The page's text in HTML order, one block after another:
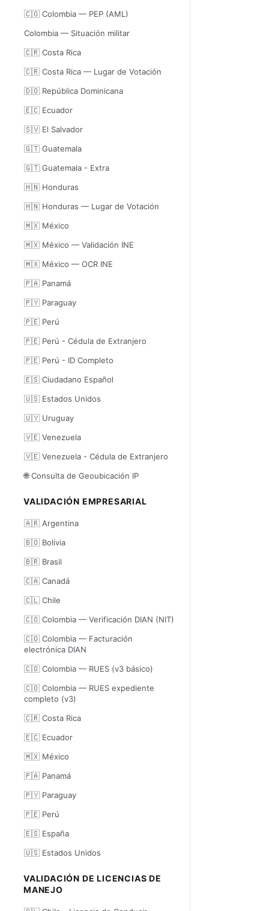
🇨🇴 Colombia — PEP (AML)
Colombia — Situación militar
🇨🇷 Costa Rica
🇨🇷 Costa Rica — Lugar de Votación
🇩🇴 República Dominicana
🇪🇨 Ecuador
🇸🇻 El Salvador
🇬🇹 Guatemala
🇬🇹 Guatemala - Extra
🇭🇳 Honduras
🇭🇳 Honduras — Lugar de Votación
🇲🇽 México
🇲🇽 México — Validación INE
🇲🇽 México — OCR INE
🇵🇦 Panamá
🇵🇾 Paraguay
🇵🇪 Perú
🇵🇪 Perú - Cédula de Extranjero
🇵🇪 Perú - ID Completo
🇪🇸 Ciudadano Español
🇺🇸 Estados Unidos
🇺🇾 Uruguay
🇻🇪 Venezuela
🇻🇪 Venezuela - Cédula de Extranjero
🌐 Consulta de Geoubicación IP
VALIDACIÓN EMPRESARIAL
🇦🇷 Argentina
🇧🇴 Bolivia
🇧🇷 Brasil
🇨🇦 Canadá
🇨🇱 Chile
🇨🇴 Colombia — Verificación DIAN (NIT)
🇨🇴 Colombia — Facturación
electrónica DIAN
🇨🇴 Colombia — RUES (v3 básico)
🇨🇴 Colombia — RUES expediente
completo (v3)
🇨🇷 Costa Rica
🇪🇨 Ecuador
🇲🇽 México
🇵🇦 Panamá
🇵🇾 Paraguay
🇵🇪 Perú
🇪🇸 España
🇺🇸 Estados Unidos
VALIDACIÓN DE LICENCIAS DE
MANEJO